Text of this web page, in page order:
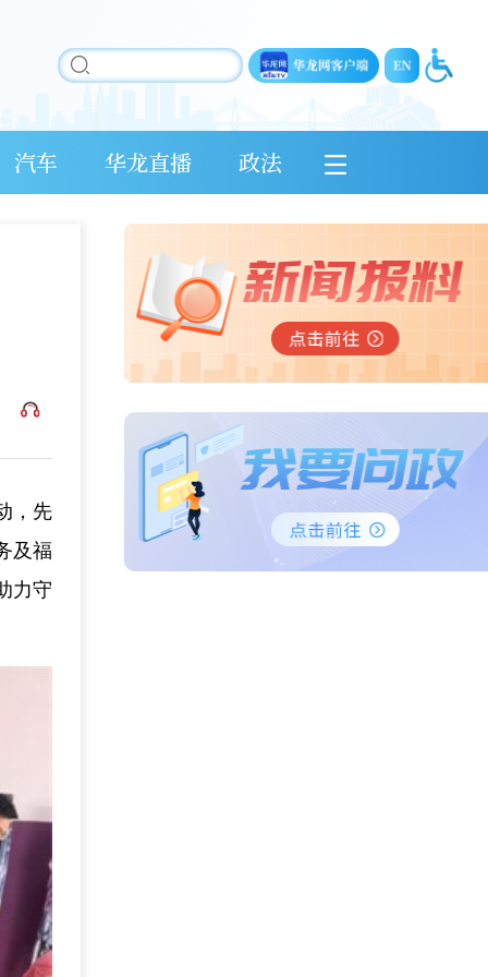
汽车 华龙直播 政法
，先
及福
力守